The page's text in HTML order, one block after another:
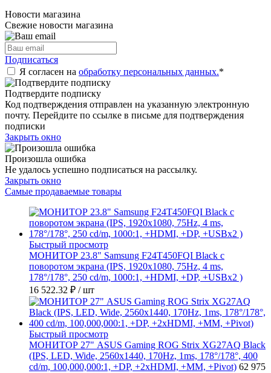
Новости магазина
Свежие новости магазина
Подписаться
Я согласен на обработку персональных данных.*
Подтвердите подписку
Код подтверждения отправлен на указанную электронную
почту. Перейдите по ссылке в письме для подтверждения
подписки
Закрыть окно
Произошла ошибка
Не удалось успешно подписаться на рассылку.
Закрыть окно
Самые продаваемые товары
Быстрый просмотр
МОНИТОР 23.8" Samsung F24T450FQI Black с
поворотом экрана (IPS, 1920x1080, 75Hz, 4 ms,
178°/178°, 250 cd/m, 1000:1, +HDMI, +DP, +USBx2 )
16 522.32 ₽ / шт
Быстрый просмотр
МОНИТОР 27" ASUS Gaming ROG Strix XG27AQ Black
(IPS, LED, Wide, 2560x1440, 170Hz, 1ms, 178°/178°, 400
cd/m, 100,000,000:1, +DP, +2хHDMI, +MM, +Pivot) 62 975